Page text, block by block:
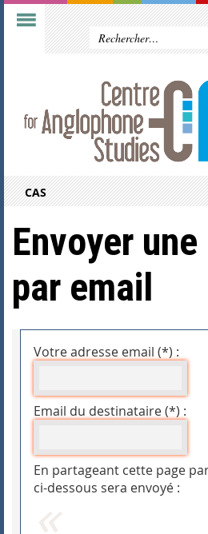
CAS
Envoyer
par email
Votre adresse email (*) :
Email du destinataire (*) :
En partageant cette page
ci-dessous sera envoyé :